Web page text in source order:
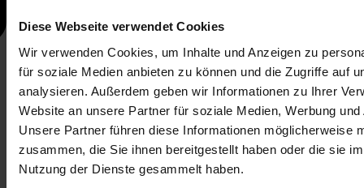
Diese Webseite verwendet Cookies
Wir verwenden Cookies, um Inhalte und Anzeigen zu
für soziale Medien anbieten zu können und die Zugriffe auf
analysieren. Außerdem geben wir Informationen zu Ihrer
Website an unsere Partner für soziale Medien, Werbung
Unsere Partner führen diese Informationen möglicherweise
zusammen, die Sie ihnen bereitgestellt haben oder die sie
Nutzung der Dienste gesammelt haben.